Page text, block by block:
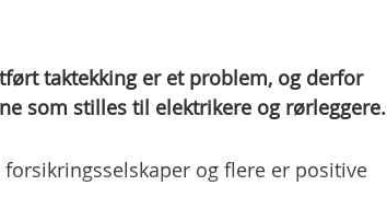
taktekking er et problem, og derfor
som stilles til elektrikere og rørleggere.
og flere er positive